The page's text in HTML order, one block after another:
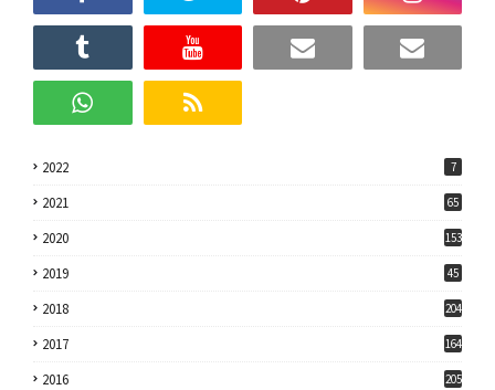
2022 7
2021 65
2020 153
2019 45
2018 204
2017 164
2016 205